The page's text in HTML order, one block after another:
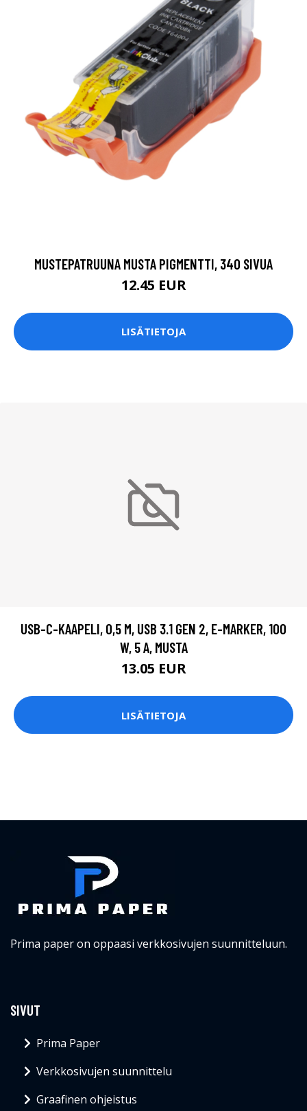
MUSTEPATRUUNA MUSTA PIGMENTTI, 340 SIVUA
12.45 EUR
LISÄTIETOJA
USB-C-KAAPELI, 0,5 M, USB 3.1 GEN 2, E-MARKER, 100
W, 5 A, MUSTA
13.05 EUR
LISÄTIETOJA
Prima paper on oppaasi verkkosivujen suunnitteluun.
SIVUT
Prima Paper
Verkkosivujen suunnittelu
Graafinen ohjeistus